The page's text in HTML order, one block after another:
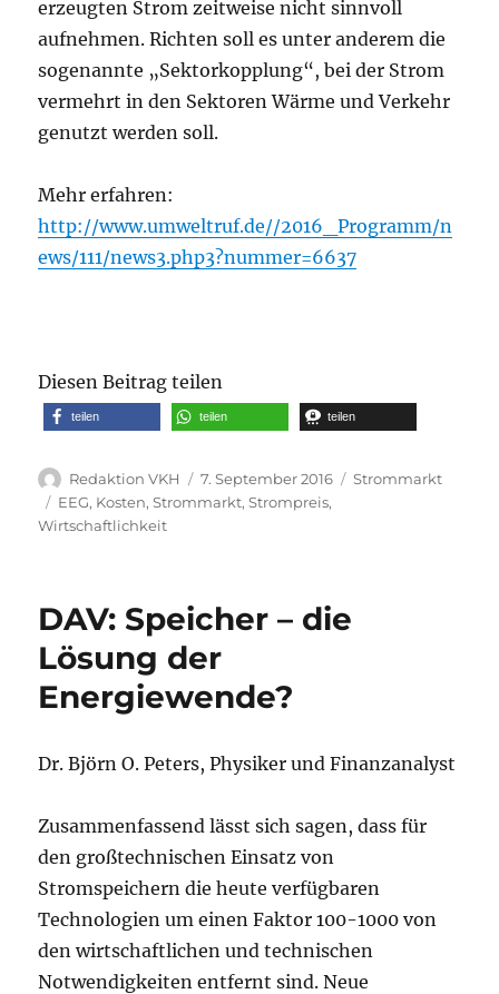
erzeugten Strom zeitweise nicht sinnvoll
aufnehmen. Richten soll es unter anderem die
sogenannte „Sektorkopplung“, bei der Strom
vermehrt in den Sektoren Wärme und Verkehr
genutzt werden soll.
Mehr erfahren:
http://www.umweltruf.de//2016_Programm/n
ews/111/news3.php3?nummer=6637
Diesen Beitrag teilen
teilen teilen teilen
Autor
Redaktion VKH
Veröffentlicht
am
7. September 2016 Kategorien
Strommarkt
Schlagwörter
EEG, Kosten,Strommarkt,Strompreis,
Wirtschaftlichkeit
DAV: Speicher – die
Lösung der
Energiewende?
Dr. Björn O. Peters, Physiker und Finanzanalyst
Zusammenfassend lässt sich sagen, dass für
den großtechnischen Einsatz von
Stromspeichern die heute verfügbaren
Technologien um einen Faktor 100-1000 von
den wirtschaftlichen und technischen
Notwendigkeiten entfernt sind. Neue